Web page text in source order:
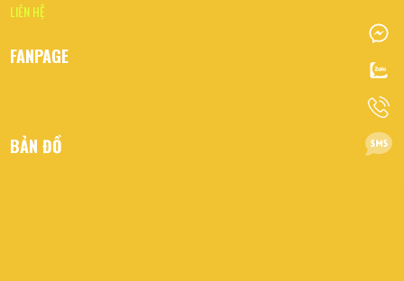
LIÊN HỆ
FANPAGE
BẢN ĐỒ